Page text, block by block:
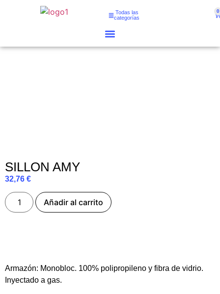
Todas las
categorías
0
SILLON AMY
32,76 €
Añadir al carrito
Armazón: Monobloc. 100% polipropileno y fibra de vidrio.
Inyectado a gas.